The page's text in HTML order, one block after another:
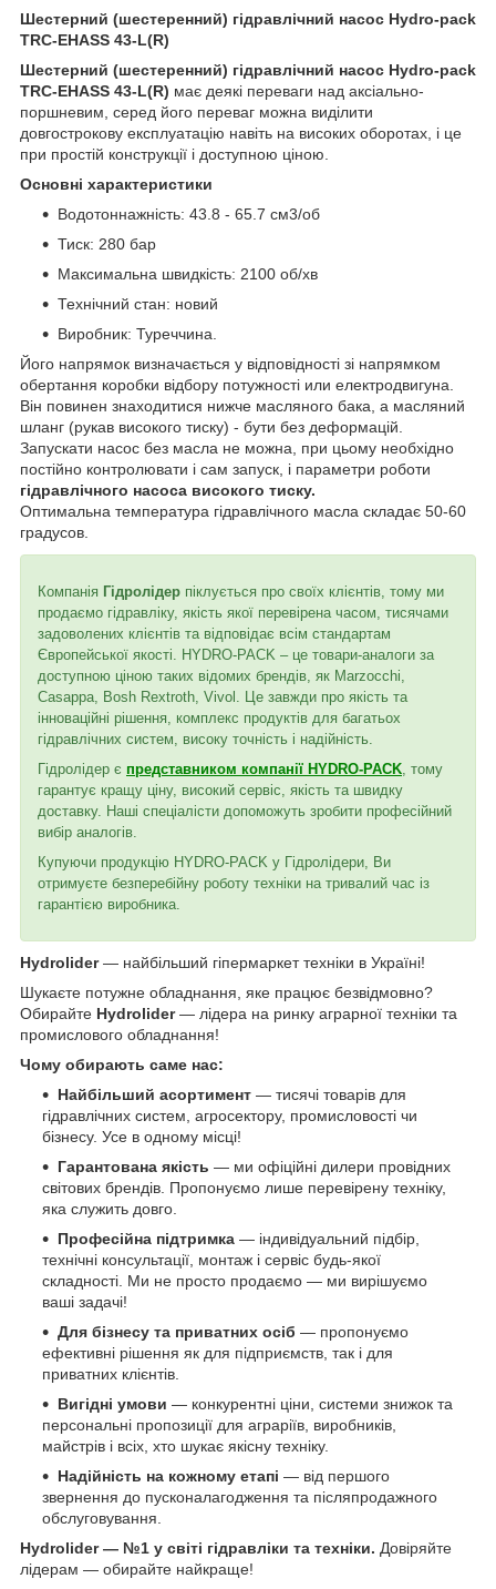
Шестерний (шестеренний) гідравлічний насос Hydro-pack
TRC-EHASS 43-L(R)
Шестерний (шестеренний) гідравлічний насос Hydro-pack
TRC-EHASS 43-L(R) має деякі переваги над аксіально-
поршневим, серед його переваг можна виділити
довгострокову експлуатацію навіть на високих оборотах, і це
при простій конструкції і доступною ціною.
Основні характеристики
Водотоннажність: 43.8 - 65.7 см3/об
Тиск: 280 бар
Максимальна швидкість: 2100 об/хв
Технічний стан: новий
Виробник: Туреччина.
Його напрямок визначається у відповідності зі напрямком
обертання коробки відбору потужності или електродвигуна.
Він повинен знаходитися нижче масляного бака, а масляний
шланг (рукав високого тиску) - бути без деформацій.
Запускати насос без масла не можна, при цьому необхідно
постійно контролювати і сам запуск, і параметри роботи
гідравлічного насоса високого тиску.
Оптимальна температура гідравлічного масла складає 50-60
градусов.
Компанія Гідролідер піклується про своїх клієнтів, тому ми
продаємо гідравліку, якість якої перевірена часом, тисячами
задоволених клієнтів та відповідає всім стандартам
Європейської якості. HYDRO-PACK – це товари-аналоги за
доступною ціною таких відомих брендів, як Marzocchi,
Casappa, Bosh Rextroth, Vivol. Це завжди про якість та
інноваційні рішення, комплекс продуктів для багатьох
гідравлічних систем, високу точність і надійність.
Гідролідер є представником компанії HYDRO-PACK , тому
гарантує кращу ціну, високий сервіс, якість та швидку
доставку. Наші спеціалісти допоможуть зробити професійний
вибір аналогів.
Купуючи продукцію HYDRO-PACK у Гідролідери, Ви
отримуєте безперебійну роботу техніки на тривалий час із
гарантією виробника.
Hydrolider— найбільший гіпермаркет техніки в Україні!
Шукаєте потужне обладнання, яке працює безвідмовно?
Обирайте Hydrolider— лідера на ринку аграрної техніки та
промислового обладнання!
Чому обирають саме нас:
Найбільший асортимент — тисячі товарів для
гідравлічних систем, агросектору, промисловості чи
бізнесу. Усе в одному місці!
Гарантована якість — ми офіційні дилери провідних
світових брендів. Пропонуємо лише перевірену техніку,
яка служить довго.
Професійна підтримка — індивідуальний підбір,
технічні консультації, монтаж і сервіс будь-якої
складності. Ми не просто продаємо — ми вирішуємо
ваші задачі!
Для бізнесу та приватних осіб — пропонуємо
ефективні рішення як для підприємств, так і для
приватних клієнтів.
Вигідні умови — конкурентні ціни, системи знижок та
персональні пропозиції для аграріїв, виробників,
майстрів і всіх, хто шукає якісну техніку.
Надійність на кожному етапі — від першого
звернення до пусконалагодження та післяпродажного
обслуговування.
Hydrolider — №1 у світі гідравліки та техніки. Довіряйте
лідерам — обирайте найкраще!